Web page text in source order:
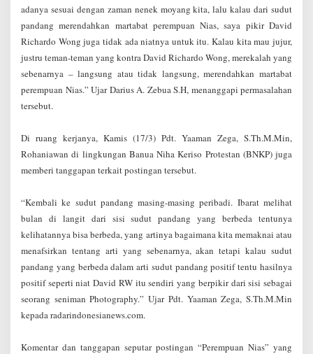
adanya sesuai dengan zaman nenek moyang kita, lalu kalau dari sudut
pandang merendahkan martabat perempuan Nias, saya pikir David
Richardo Wong juga tidak ada niatnya untuk itu. Kalau kita mau jujur,
justru teman-teman yang kontra David Richardo Wong, merekalah yang
sebenarnya – langsung atau tidak langsung, merendahkan martabat
perempuan Nias.” Ujar Darius A. Zebua S.H, menanggapi permasalahan
tersebut.
Di ruang kerjanya, Kamis (17/3) Pdt. Yaaman Zega, S.Th.M.Min,
Rohaniawan di lingkungan Banua Niha Keriso Protestan (BNKP) juga
memberi tanggapan terkait postingan tersebut.
“Kembali ke sudut pandang masing-masing peribadi. Ibarat melihat
bulan di langit dari sisi sudut pandang yang berbeda tentunya
kelihatannya bisa berbeda, yang artinya bagaimana kita memaknai atau
menafsirkan tentang arti yang sebenarnya, akan tetapi kalau sudut
pandang yang berbeda dalam arti sudut pandang positif tentu hasilnya
positif seperti niat David RW itu sendiri yang berpikir dari sisi sebagai
seorang seniman Photography.” Ujar Pdt. Yaaman Zega, S.Th.M.Min
kepada radarindonesianews.com.
Komentar dan tanggapan seputar postingan “Perempuan Nias” yang